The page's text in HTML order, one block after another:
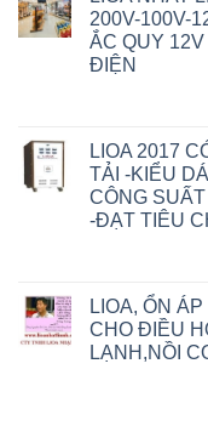
200V-100V-
ẮC QUY
ĐIỆN
LIOA 2017
TẢI -KIỂU
CÔNG
-ĐẠT TIÊU
LIOA, ỔN
CHO ĐIỀU
LẠNH,NỒI